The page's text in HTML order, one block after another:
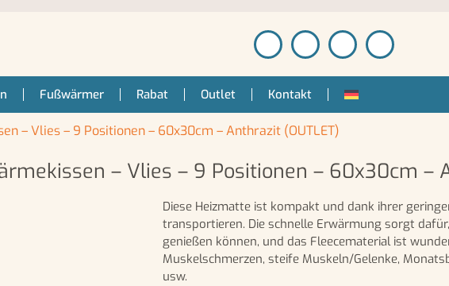
Fußwärmer Rabat Outlet Kontakt
– Vlies – 9 Positionen – 60x30cm – Anthrazit (OUTLET)
– Vlies – 9 Positionen – 60x30cm –
Diese Heizmatte ist kompakt und dank ihrer
transportieren. Die schnelle Erwärmung sorgt
genießen können, und das Fleecematerial ist
Muskelschmerzen, steife Muskeln/Gelenke,
usw.